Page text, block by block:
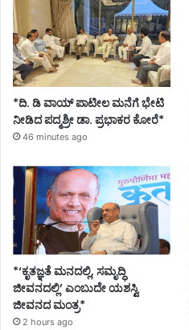
*ದಿ. ಡಿ ವಾಯ್ ಪಾಟೀಲ ಮನೆಗೆ ಭೇಟಿ
ನೀಡಿದ ಪದ್ಮಶ್ರೀ ಡಾ. ಪ್ರಭಾಕರ ಕೋರೆ*
46 minutes ago
*‘ಕೃತಜ್ಞತೆ ಮನದಲ್ಲಿ, ಸಮೃದ್ಧಿ
ಜೀವನದಲ್ಲಿ’ ಎಂಬುದೇ ಯಶಸ್ವಿ
ಜೀವನದ ಮಂತ್ರ*
2 hours ago